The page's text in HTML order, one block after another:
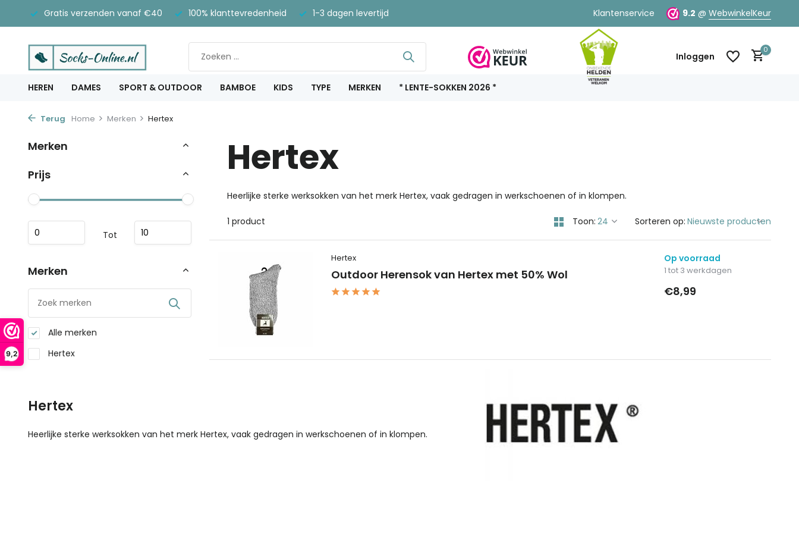
9,2
Gratis verzenden vanaf €40 100% klanttevredenheid 1-3 dagen levertijd Klantenservice 9.2 @ WebwinkelKeur
Inloggen
0
HEREN DAMES SPORT & OUTDOOR BAMBOE KIDS TYPE MERKEN * LENTE-SOKKEN 2026 *
Terug Home Merken Hertex
Merken
Prijs
Tot
Merken
Alle merken
Hertex
Hertex
Heerlijke sterke werksokken van het merk Hertex, vaak gedragen in werkschoenen of in klompen.
1 product Toon: Sorteren op:
Hertex
Outdoor Herensok van Hertex met 50% Wol
Op voorraad
1 tot 3 werkdagen
€8,99
Hertex
Heerlijke sterke werksokken van het merk Hertex, vaak gedragen in werkschoenen of in klompen.